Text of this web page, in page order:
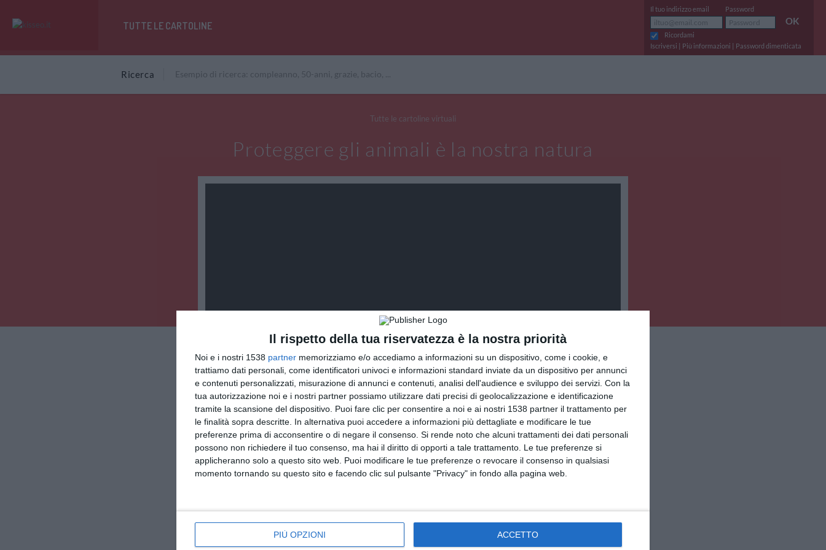
Il rispetto della tua riservatezza è la nostra priorità
Noi e i nostri 1538 partner memorizziamo e/o accediamo a informazioni su un dispositivo, come i cookie, e
trattiamo dati personali, come identificatori univoci e informazioni standard inviate da un dispositivo per annunci
e contenuti personalizzati, misurazione di annunci e contenuti, analisi dell'audience e sviluppo dei servizi. Con la
tua autorizzazione noi e i nostri partner possiamo utilizzare dati precisi di geolocalizzazione e identificazione
tramite la scansione del dispositivo. Puoi fare clic per consentire a noi e ai nostri 1538 partner il trattamento per
le finalità sopra descritte. In alternativa puoi accedere a informazioni più dettagliate e modificare le tue
preferenze prima di acconsentire o di negare il consenso. Si rende noto che alcuni trattamenti dei dati personali
possono non richiedere il tuo consenso, ma hai il diritto di opporti a tale trattamento. Le tue preferenze si
applicheranno solo a questo sito web. Puoi modificare le tue preferenze o revocare il consenso in qualsiasi
momento tornando su questo sito e facendo clic sul pulsante "Privacy" in fondo alla pagina web.
PIÙ OPZIONI ACCETTO
TUTTE LE CARTOLINE
Il tuo indirizzo email Password
OK
Ricordami
Iscriversi | Più informazioni | Password dimenticata
Ricerca
Tutte le cartoline virtuali
Proteggere gli animali è la nostra natura
INVIA QUESTA CARTOLINA
via Email(GRATUITO)
CONDIVIDI QUESTA CARTOLINA